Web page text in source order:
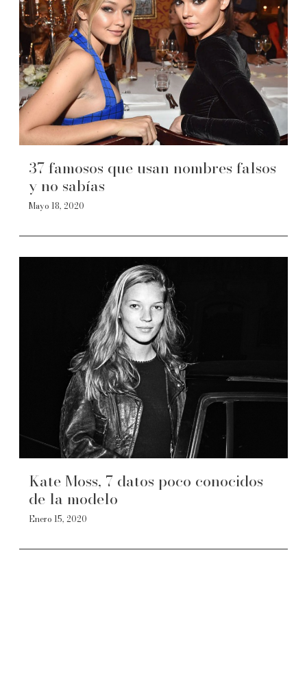
37 famosos que usan nombres falsos
y no sabías
Mayo 18, 2020
Kate Moss, 7 datos poco conocidos
de la modelo
Enero 15, 2020